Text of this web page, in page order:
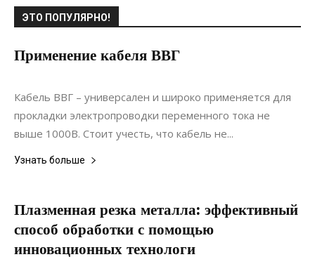
ЭТО ПОПУЛЯРНО!
Применение кабеля ВВГ
10.07.2021
Кабель ВВГ – универсален и широко применяется для
прокладки электропроводки переменного тока не
выше 1000В. Стоит учесть, что кабель не...
Узнать больше
Плазменная резка металла: эффективный
способ обработки с помощью
инновационных технологи
22.11.2021